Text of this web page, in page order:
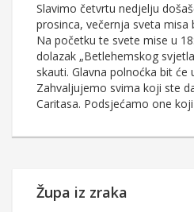
Slavimo četvrtu nedjelju
prosinca, večernja sveta misa
Na početku te svete mise u
dolazak „Betlehemskog
skauti. Glavna polnoćka bit će
Zahvaljujemo svima koji ste
Caritasa. Podsjećamo one
Župa iz zraka